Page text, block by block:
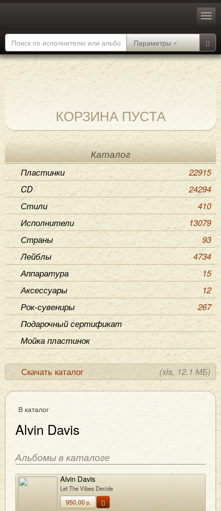
Параметры
КОРЗИНА ПУСТА
Каталог
Пластинки
22915
CD
24294
Стили
410
Исполнители
13079
Страны
93
Лейблы
4734
Аппаратура
15
Аксессуары
12
Рок-сувениры
267
Подарочный сертификат
Мойка пластинок
Скачать каталог (xls, 12.1 МБ)
В каталог
Alvin Davis
Альбомы в каталоге
Alvin Davis
Let The Vibes Decide
950,00р.